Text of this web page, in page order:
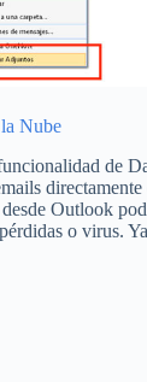
Nube
de
Outlook
o virus.